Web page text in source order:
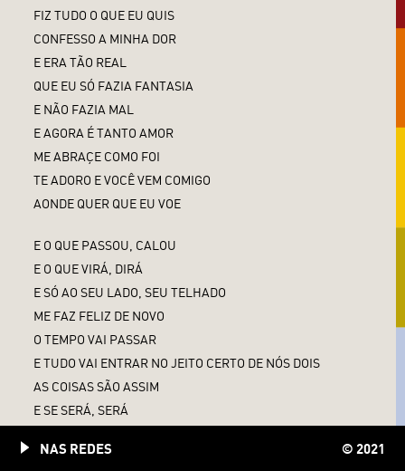
FIZ TUDO O QUE EU QUIS
CONFESSO A MINHA DOR
E ERA TÃO REAL
QUE EU SÓ FAZIA FANTASIA
E NÃO FAZIA MAL
E AGORA É TANTO AMOR
ME ABRAÇE COMO FOI
TE ADORO E VOCÊ VEM COMIGO
AONDE QUER QUE EU VOE
E O QUE PASSOU, CALOU
E O QUE VIRÁ, DIRÁ
E SÓ AO SEU LADO, SEU TELHADO
ME FAZ FELIZ DE NOVO
O TEMPO VAI PASSAR
E TUDO VAI ENTRAR NO JEITO CERTO DE NÓS DOIS
AS COISAS SÃO ASSIM
E SE SERÁ, SERÁ
NÃO PENSE, POR FAVOR
NAS REDES © 2021